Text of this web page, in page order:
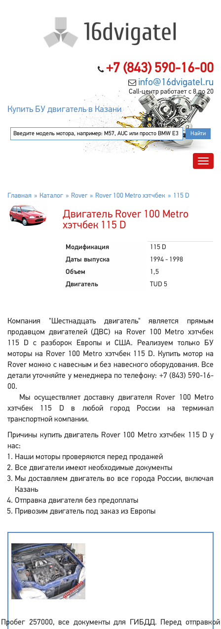
+7 (843) 590-16-00
info@16dvigatel.ru
Call-центр работает с 8 до 20
Купить БУ двигатель в Казани
Главная Каталог Rover Rover 100 Metro хэтчбек 115 D
Двигатель Rover 100 Metro
хэтчбек 115 D
Модификация
115 D
Даты выпуска
1994 - 1998
Объем
1,5
Двигатель
TUD 5
Компания "Шестнадцать двигатель" является прямым
продавцом двигателей (ДВС) на Rover 100 Metro хэтчбек
115 D с разборок Европы и США. Реализуем только БУ
моторы на Rover 100 Metro хэтчбек 115 D. Купить мотор на
Rover можно с навесным и без навесного оборудования. Все
детали уточняйте у менеджера по телефону: +7 (843) 590-16-
00.
Мы осуществляет доставку двигателя Rover 100 Metro
хэтчбек 115 D в любой город России на терминал
транспортной компании.
Причины купить двигатель Rover 100 Metro хэтчбек 115 D у
нас:
Наши моторы проверяются перед продажей
Все двигатели имеют необходимые документы
Мы доставляем двигатель во все города России, включая
Казань
Отправка двигателя без предоплаты
Привозим двигатель под заказ из Европы
Пробег 257000, все документы для ГИБДД. Перед отправкой